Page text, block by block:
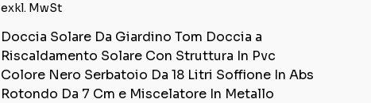
exkl. MwSt
Doccia Solare Da Giardino Tom Doccia a
Riscaldamento Solare Con Struttura In Pvc
Colore Nero Serbatoio Da 18 Litri Soffione In Abs
Rotondo Da 7 Cm e Miscelatore In Metallo